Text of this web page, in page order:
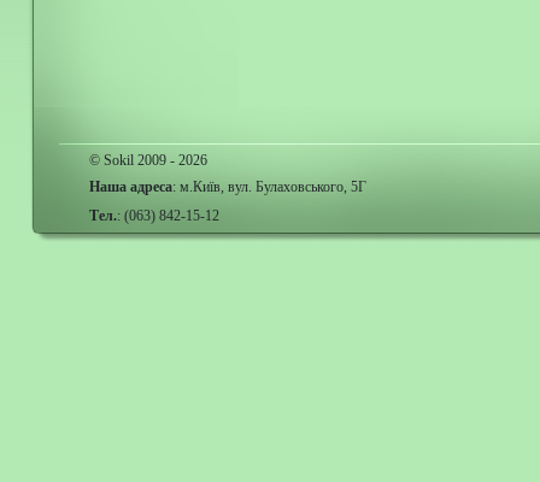
© Sokil 2009 - 2026
Наша адреса: м.Київ, вул. Булаховського, 5Г
Тел.: (063) 842-15-12